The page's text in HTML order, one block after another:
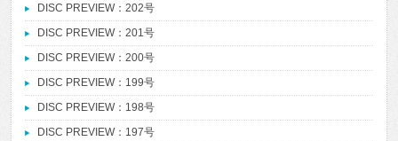
DISC PREVIEW：202号
DISC PREVIEW：201号
DISC PREVIEW：200号
DISC PREVIEW：199号
DISC PREVIEW：198号
DISC PREVIEW：197号